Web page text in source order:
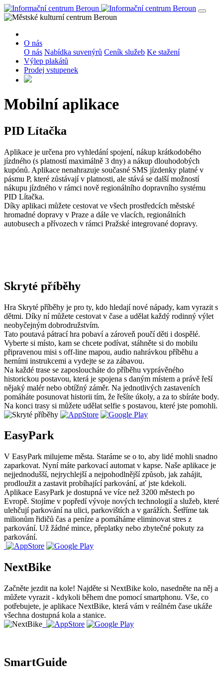
O nás
O nás Nabídka suvenýrů Ceník služeb Ke stažení
Výlep plakátů
Prodej vstupenek
Mobilní aplikace
PID Lítačka
Aplikace je určena pro vyhledání spojení, nákup krátkodobého
jízdného (s platností maximálně 3 dny) a nákup dlouhodobých
kupónů. Aplikace nenahrazuje současné SMS jízdenky platné v
pásmu P, které zůstávají v platnosti, ale stává se další možností
nákupu jízdného v rámci nově regionálního dopravního systému
PID Lítačka.
Díky aplikaci můžete cestovat ve všech prostředcích městské
hromadné dopravy v Praze a dále ve vlacích, regionálních
autobusech a přívozech v rámci Pražské integrované dopravy.
Skryté příběhy
Hra Skryté příběhy je pro ty, kdo hledají nové nápady, kam vyrazit s
dětmi. Díky ní můžete cestovat v čase a udělat každý rodinný výlet
neobyčejným dobrodružstvím.
Tato poutavá pátrací hra pobaví a zároveň poučí děti i dospělé.
Vyberte si místo, kam se chcete podívat, stáhněte si do mobilu
připravenou misi s off-line mapou, audio nahrávkou příběhu a
herními instrukcemi a vydejte se za zábavou.
Na každé trase se zaposloucháte do příběhu vyprávěného
historickou postavou, která je spojena s daným místem a právě řeší
nějaký malér nebo obtížný záměr. Na jednotlivých zastaveních
pomáháte posunovat historii tím, že řešíte úkoly, a za to sbíráte body.
Na konci trasy si můžete udělat selfie s postavou, které jste pomohli.
EasyPark
V EasyPark milujeme města. Staráme se o to, aby lidé mohli snadno
zaparkovat. Nyní máte parkovací automat v kapse. Naše aplikace je
nejjednodušší, nejrychlejší a nejpohodlnější způsob, jak zahájit,
prodloužit a zastavit probíhající parkování, ať jste kdekoli.
Aplikace EasyPark je dostupná ve více než 3200 městech po
Evropě. Stojíme v popředí vývoje nových technologií a služeb, které
ulehčují parkování na ulici, parkovištích a v garážích. Šetříme tak
milionům řidičů čas a peníze a pomáháme eliminovat stres z
parkování. Už žádné mince, přeplatky nebo zbytečné pokuty za
parkování.
NextBike
Začněte jezdit na kole! Najděte si NextBike kolo, nasedněte na něj a
můžete vyrazit - kdykoli během dne pomocí smartphonu. Vše, co
potřebujete, je aplikace NextBike, která vám v reálném čase ukáže
všechna dostupná kola a stanice.
SmartGuide